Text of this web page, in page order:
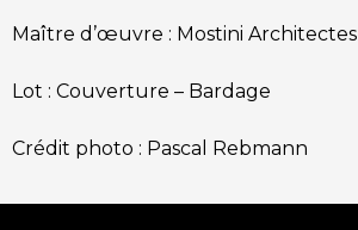
Maître d’œuvre : Mostini Architectes
Lot : Couverture – Bardage
Crédit photo : Pascal Rebmann